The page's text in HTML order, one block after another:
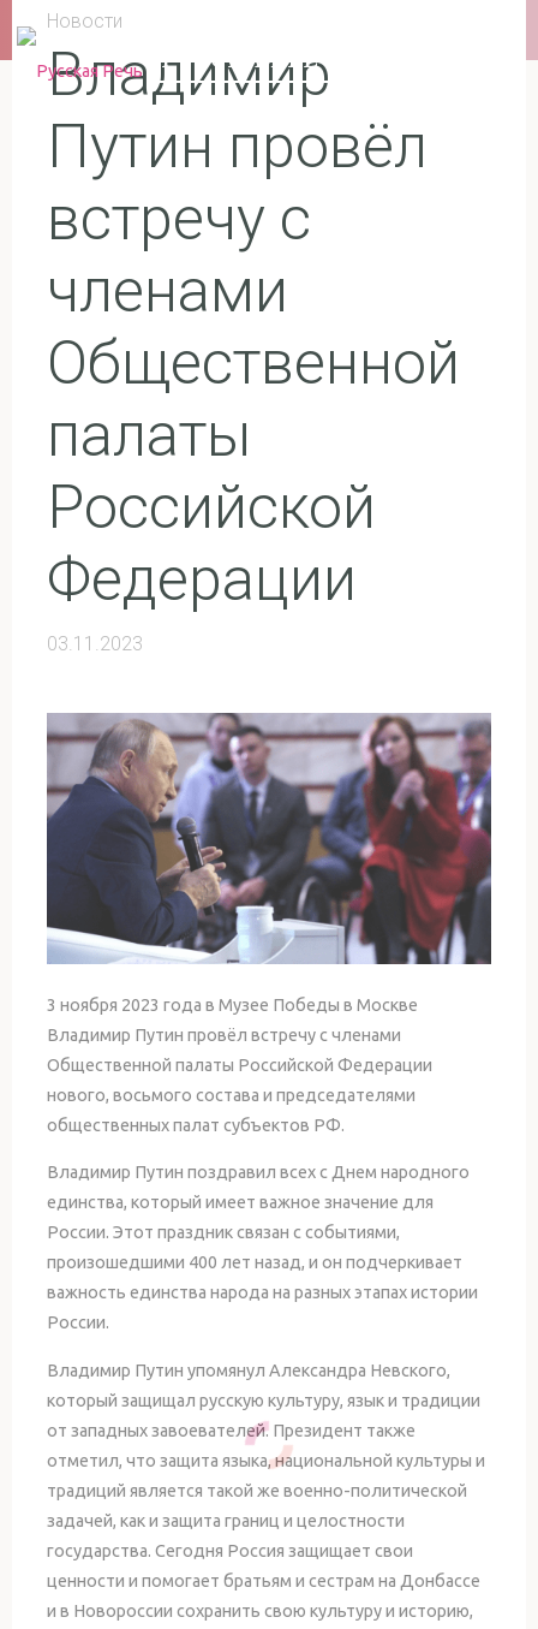
Перейти
содержимому
РУССКАЯ РЕЧЬ
Новости
Владимир
Путин провёл
встречу с
членами
Общественной
палаты
Российской
Федерации
03.11.2023
3 ноября 2023 года в Музее Победы в Москве
Владимир Путин провёл встречу с членами
Общественной палаты Российской Федерации
нового, восьмого состава и председателями
общественных палат субъектов РФ.
Владимир Путин поздравил всех с Днем народного
единства, который имеет важное значение для
России. Этот праздник связан с событиями,
произошедшими 400 лет назад, и он подчеркивает
важность единства народа на разных этапах истории
России.
Владимир Путин упомянул Александра Невского,
который защищал русскую культуру, язык и традиции
от западных завоевателей. Президент также
отметил, что защита языка, национальной культуры и
традиций является такой же военно-политической
задачей, как и защита границ и целостности
государства. Сегодня Россия защищает свои
ценности и помогает братьям и сестрам на Донбассе
и в Новороссии сохранить свою культуру и историю,